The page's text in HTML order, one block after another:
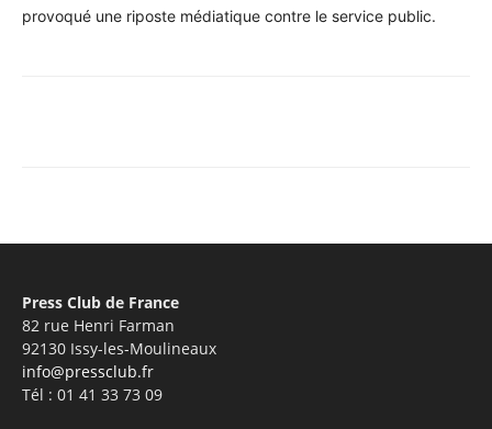
provoqué une riposte médiatique contre le service public.
Press Club de France
82 rue Henri Farman
92130 Issy-les-Moulineaux
info@pressclub.fr
Tél : 01 41 33 73 09